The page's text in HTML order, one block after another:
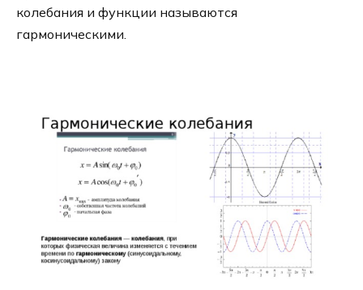
колебания и функции называются
гармоническими.